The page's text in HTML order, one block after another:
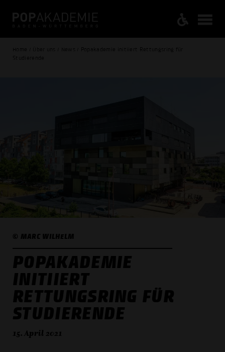
Home / Über uns / News / Popakademie initiiert Rettungsring für
Studierende
© MARC WILHELM
POPAKADEMIE
INITIIERT
RETTUNGSRING FÜR
STUDIERENDE
15. April 2021